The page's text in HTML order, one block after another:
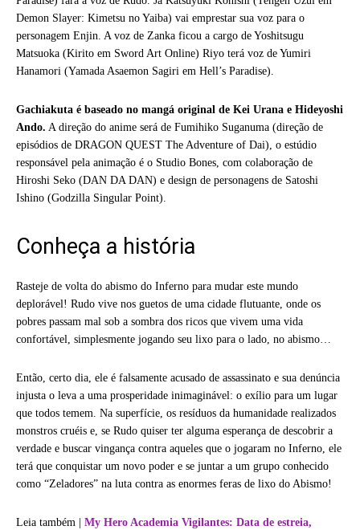
Demon Slayer: Kimetsu no Yaiba) vai emprestar sua voz para o
personagem Enjin. A voz de Zanka ficou a cargo de Yoshitsugu
Matsuoka (Kirito em Sword Art Online) Riyo terá voz de Yumiri
Hanamori (Yamada Asaemon Sagiri em Hell’s Paradise).
Gachiakuta é baseado no mangá original de Kei Urana e Hideyoshi
Ando. A direção do anime será de Fumihiko Suganuma (direção de
episódios de DRAGON QUEST The Adventure of Dai), o estúdio
responsável pela animação é o Studio Bones, com colaboração de
Hiroshi Seko (DAN DA DAN) e design de personagens de Satoshi
Ishino (Godzilla Singular Point).
Conheça a história
Rasteje de volta do abismo do Inferno para mudar este mundo
deplorável! Rudo vive nos guetos de uma cidade flutuante, onde os
pobres passam mal sob a sombra dos ricos que vivem uma vida
confortável, simplesmente jogando seu lixo para o lado, no abismo…
Então, certo dia, ele é falsamente acusado de assassinato e sua denúncia
injusta o leva a uma prosperidade inimaginável: o exílio para um lugar
que todos temem. Na superfície, os resíduos da humanidade realizados
monstros cruéis e, se Rudo quiser ter alguma esperança de descobrir a
verdade e buscar vingança contra aqueles que o jogaram no Inferno, ele
terá que conquistar um novo poder e se juntar a um grupo conhecido
como “Zeladores” na luta contra as enormes feras de lixo do Abismo!
Leia também | My Hero Academia Vigilantes: Data de estreia,